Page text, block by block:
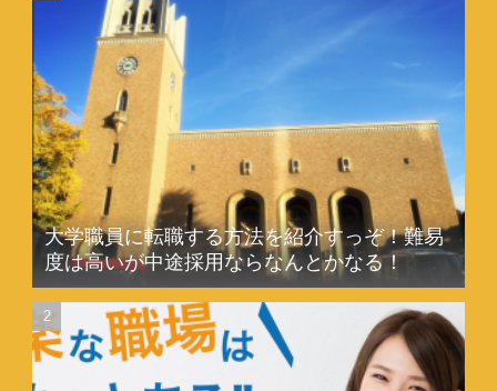
大学職員に転職する方法を紹介すっぞ！難易
度は高いが中途採用ならなんとかなる！